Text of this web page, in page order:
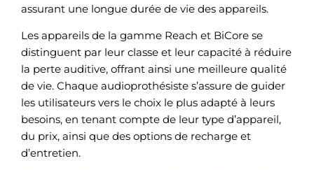
assurant une longue durée de vie des appareils.
Les appareils de la gamme Reach et BiCore se
distinguent par leur classe et leur capacité à réduire
la perte auditive, offrant ainsi une meilleure qualité
de vie. Chaque audioprothésiste s’assure de guider
les utilisateurs vers le choix le plus adapté à leurs
besoins, en tenant compte de leur type d’appareil,
du prix, ainsi que des options de recharge et
d’entretien.